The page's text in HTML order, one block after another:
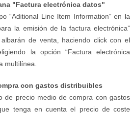
"Factura electrónica datos"
“Aditional Line Item Information” en la
la emisión de la factura electrónica”
de venta, haciendo click con el
la opción “Factura electrónica
multilínea.
con gastos distribuibles
de precio medio de compra con gastos
tenga en cuenta el precio de coste